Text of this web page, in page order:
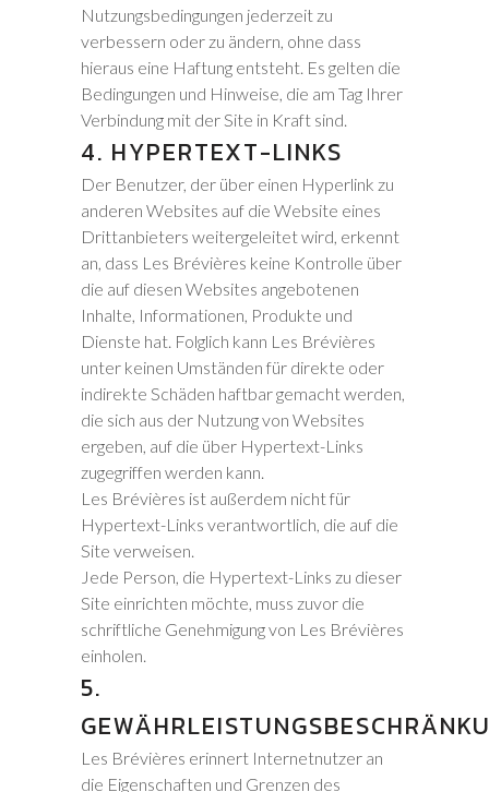
Nutzungsbedingungen jederzeit zu
verbessern oder zu ändern, ohne dass
hieraus eine Haftung entsteht. Es gelten die
Bedingungen und Hinweise, die am Tag Ihrer
Verbindung mit der Site in Kraft sind.
4. HYPERTEXT-LINKS
Der Benutzer, der über einen Hyperlink zu
anderen Websites auf die Website eines
Drittanbieters weitergeleitet wird, erkennt
an, dass Les Brévières keine Kontrolle über
die auf diesen Websites angebotenen
Inhalte, Informationen, Produkte und
Dienste hat. Folglich kann Les Brévières
unter keinen Umständen für direkte oder
indirekte Schäden haftbar gemacht werden,
die sich aus der Nutzung von Websites
ergeben, auf die über Hypertext-Links
zugegriffen werden kann.
Les Brévières ist außerdem nicht für
Hypertext-Links verantwortlich, die auf die
Site verweisen.
Jede Person, die Hypertext-Links zu dieser
Site einrichten möchte, muss zuvor die
schriftliche Genehmigung von Les Brévières
einholen.
5.
Les Brévières erinnert Internetnutzer an
die Eigenschaften und Grenzen des